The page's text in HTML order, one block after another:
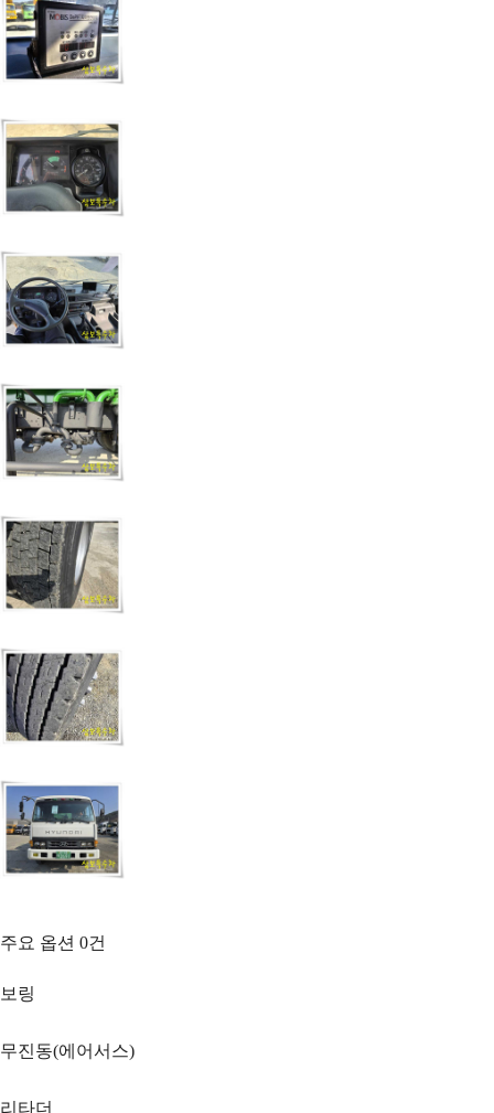
주요 옵션 0건
보링
무진동(에어서스)
리타더